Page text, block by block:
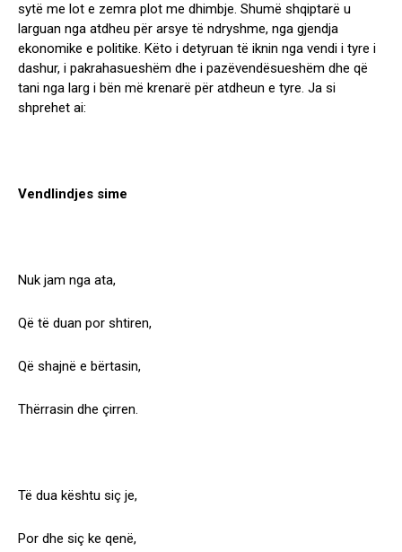
sytë me lot e zemra plot me dhimbje. Shumë shqiptarë u
larguan nga atdheu për arsye të ndryshme, nga gjendja
ekonomike e politike. Këto i detyruan të iknin nga vendi i tyre i
dashur, i pakrahasueshëm dhe i pazëvendësueshëm dhe që
tani nga larg i bën më krenarë për atdheun e tyre. Ja si
shprehet ai:
Vendlindjes sime
Nuk jam nga ata,
Që të duan por shtiren,
Që shajnë e bërtasin,
Thërrasin dhe çirren.
Të dua kështu siç je,
Por dhe siç ke qenë,